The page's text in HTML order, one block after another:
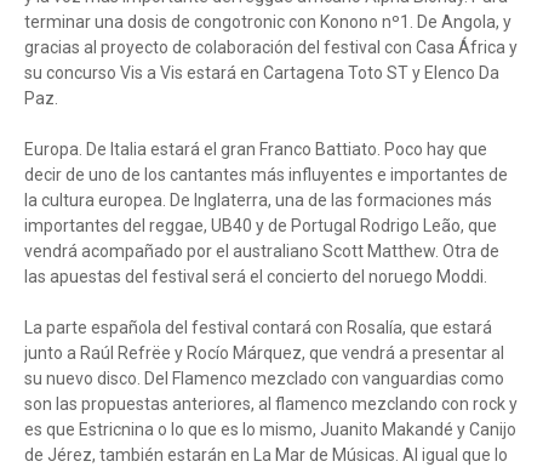
terminar una dosis de congotronic con Konono nº1. De Angola, y
gracias al proyecto de colaboración del festival con Casa África y
su concurso Vis a Vis estará en Cartagena Toto ST y Elenco Da
Paz.
Europa. De Italia estará el gran Franco Battiato. Poco hay que
decir de uno de los cantantes más influyentes e importantes de
la cultura europea. De Inglaterra, una de las formaciones más
importantes del reggae, UB40 y de Portugal Rodrigo Leão, que
vendrá acompañado por el australiano Scott Matthew. Otra de
las apuestas del festival será el concierto del noruego Moddi.
La parte española del festival contará con Rosalía, que estará
junto a Raúl Refrëe y Rocío Márquez, que vendrá a presentar al
su nuevo disco. Del Flamenco mezclado con vanguardias como
son las propuestas anteriores, al flamenco mezclando con rock y
es que Estricnina o lo que es lo mismo, Juanito Makandé y Canijo
de Jérez, también estarán en La Mar de Músicas. Al igual que lo